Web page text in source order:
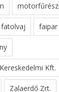
motorfűrész
fatolvaj faipar
Kft.
Zalaerdő Zrt.